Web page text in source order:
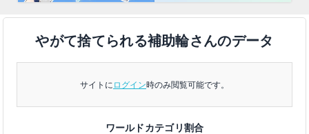
やがて捨てられる補助輪さんのデータ
サイトに ログイン時のみ閲覧可能です。
ワールドカテゴリ割合